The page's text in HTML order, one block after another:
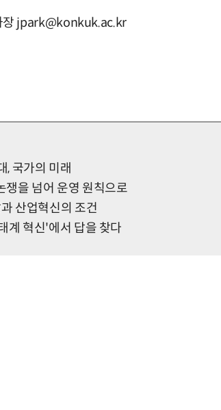
장 jpark@konkuk.ac.kr
, 국가의 미래
쟁을 넘어 운영 원칙으로
산업혁신의 조건
계 혁신'에서 답을 찾다